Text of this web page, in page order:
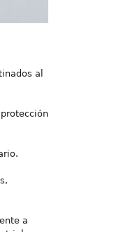
al
a